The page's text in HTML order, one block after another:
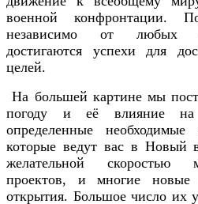
военной конфронтации.
независимо от любых
достигаются успехи для
целей.
На большей картине мы
погоду и её влияние
определенные
которые ведут вас в Новый
желательной скоростью
проектов, и многие новые
открытия. Большое число их